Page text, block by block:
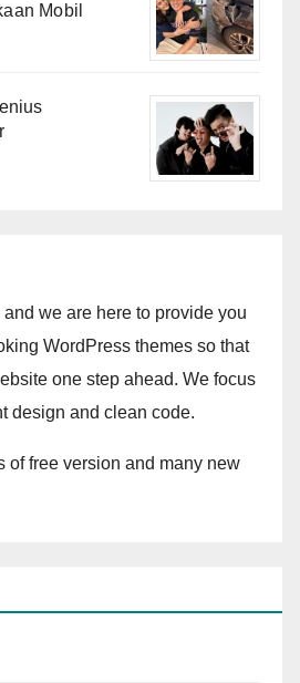
Mobil
we are here to provide you
WordPress themes so that
one step ahead. We focus
design and clean code.
of free version and many new